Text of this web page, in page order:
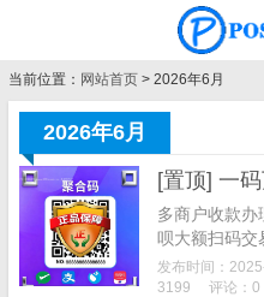
当前位置： 网站首页 > 2026年6月
2026年6月
多商户收款
呗大额扫码交
搞定千万商户
示： 支付宝
发布时间：
3199
评论：0